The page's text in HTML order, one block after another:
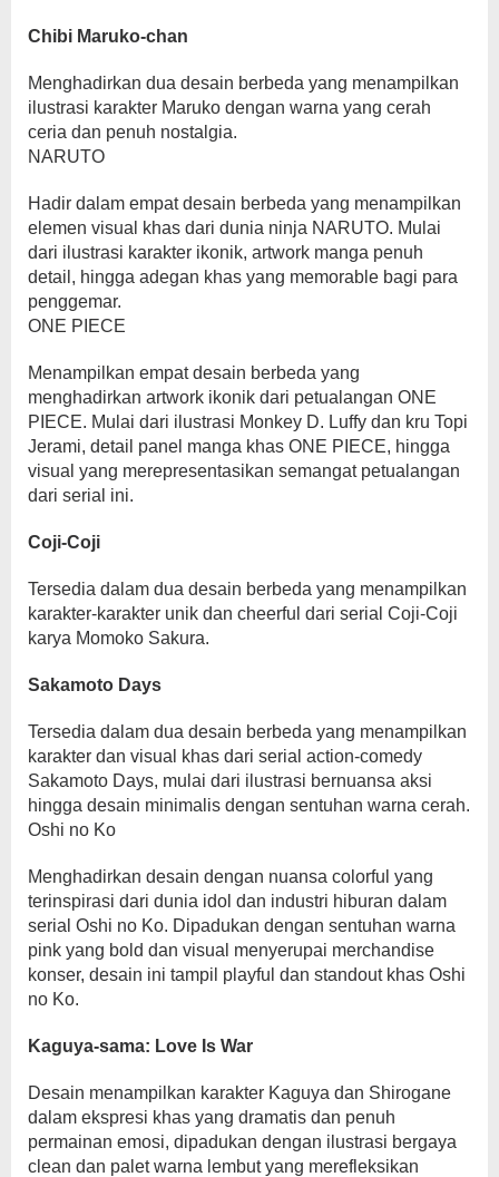
Chibi Maruko-chan
Menghadirkan dua desain berbeda yang menampilkan
ilustrasi karakter Maruko dengan warna yang cerah
ceria dan penuh nostalgia.
NARUTO
Hadir dalam empat desain berbeda yang menampilkan
elemen visual khas dari dunia ninja NARUTO. Mulai
dari ilustrasi karakter ikonik, artwork manga penuh
detail, hingga adegan khas yang memorable bagi para
penggemar.
ONE PIECE
Menampilkan empat desain berbeda yang
menghadirkan artwork ikonik dari petualangan ONE
PIECE. Mulai dari ilustrasi Monkey D. Luffy dan kru Topi
Jerami, detail panel manga khas ONE PIECE, hingga
visual yang merepresentasikan semangat petualangan
dari serial ini.
Coji-Coji
Tersedia dalam dua desain berbeda yang menampilkan
karakter-karakter unik dan cheerful dari serial Coji-Coji
karya Momoko Sakura.
Sakamoto Days
Tersedia dalam dua desain berbeda yang menampilkan
karakter dan visual khas dari serial action-comedy
Sakamoto Days, mulai dari ilustrasi bernuansa aksi
hingga desain minimalis dengan sentuhan warna cerah.
Oshi no Ko
Menghadirkan desain dengan nuansa colorful yang
terinspirasi dari dunia idol dan industri hiburan dalam
serial Oshi no Ko. Dipadukan dengan sentuhan warna
pink yang bold dan visual menyerupai merchandise
konser, desain ini tampil playful dan standout khas Oshi
no Ko.
Kaguya-sama: Love Is War
Desain menampilkan karakter Kaguya dan Shirogane
dalam ekspresi khas yang dramatis dan penuh
permainan emosi, dipadukan dengan ilustrasi bergaya
clean dan palet warna lembut yang merefleksikan